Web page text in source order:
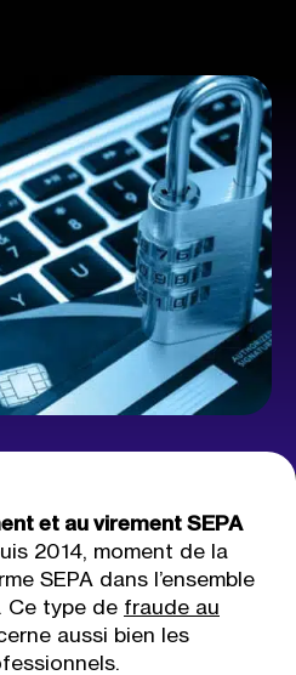
et au virement SEPA
2014, moment de la
SEPA dans l’ensemble
Ce type de fraude au
aussi bien les